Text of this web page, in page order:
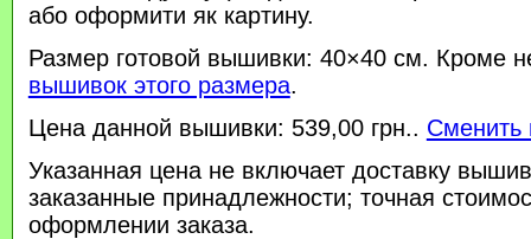
або оформити як картину.
Размер готовой вышивки: 40×40 см. Кроме
вышивок этого размера.
Цена данной вышивки: 539,00 грн.. Сменить
Указанная цена не включает доставку
заказанные принадлежности; точная
оформлении заказа.